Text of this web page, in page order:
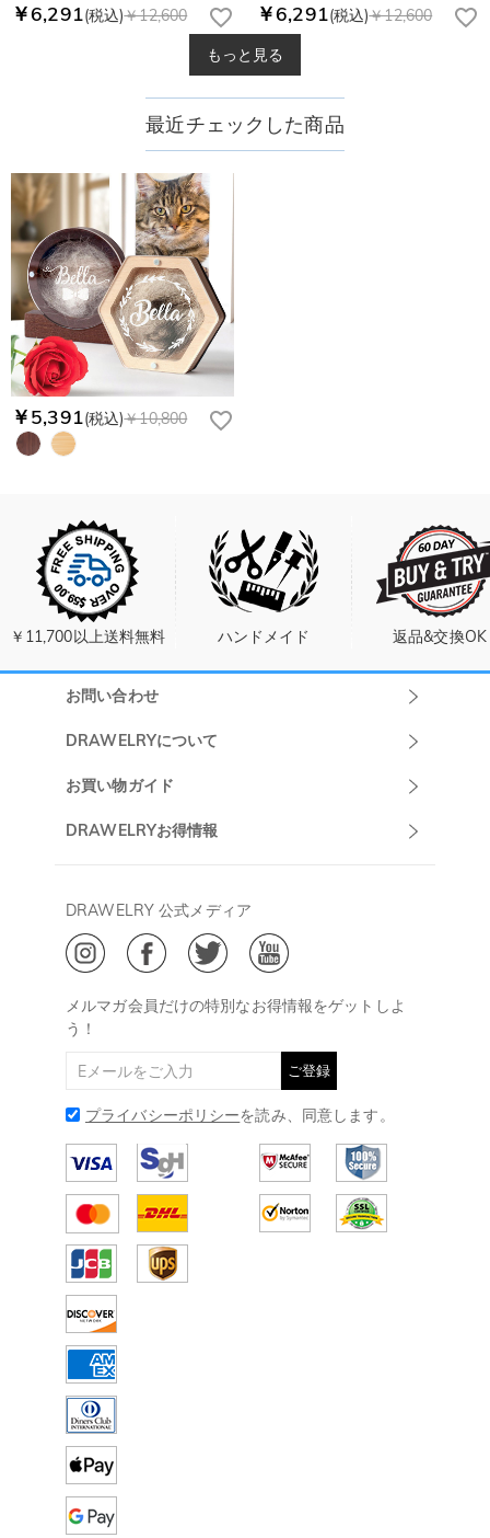
￥6,291(税込)￥12,600 ￥6,291(税込)￥12,600
もっと見る
最近チェックした商品
￥5,391(税込)￥10,800
￥11,700以上送料無料 ハンドメイド 返品&交換OK
お問い合わせ
DRAWELRYについて
DRAWELRYについて
ご利用規約
ご特定商取引法に基づく表示
お買い物ガイド
発送について
ジュエリーお手入れ
Drawelry Blog
DRAWELRYお得情報
会員・ポイントについて
メルマガ会員だけの特別なお得情報をゲットしよ
う！
ご登録
プライバシーポリシーを読み、同意します。
DRAWELRY 公式メディア